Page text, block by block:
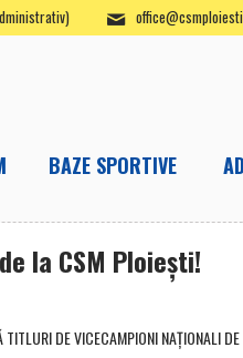
BAZE SPORTIVE
la CSM Ploieşti!
TITLURI DE VICECAMPIONI NAŢIONALI